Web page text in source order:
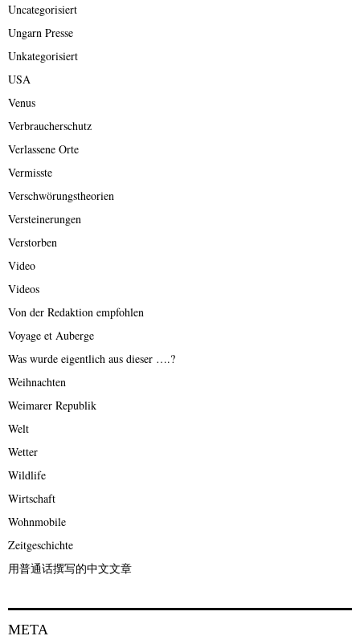
Uncategorisiert
Ungarn Presse
Unkategorisiert
USA
Venus
Verbraucherschutz
Verlassene Orte
Vermisste
Verschwörungstheorien
Versteinerungen
Verstorben
Video
Videos
Von der Redaktion empfohlen
Voyage et Auberge
Was wurde eigentlich aus dieser ….?
Weihnachten
Weimarer Republik
Welt
Wetter
Wildlife
Wirtschaft
Wohnmobile
Zeitgeschichte
用普通话撰写的中文文章
META